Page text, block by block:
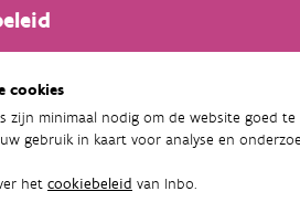
cookies
zijn minimaal nodig om de website goed
gebruik in kaart voor analyse en
het cookiebeleid van Inbo.
op ecologie, fytogeografie en
en van mossen, van de 'Atlas van
en achteruitgang vaatplanten